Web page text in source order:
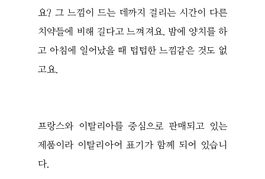
요? 그 느낌이 드는 데까지 걸리는 시간이 다른
치약들에 비해 길다고 느껴져요. 밤에 양치를 하
고 아침에 일어났을 때 텁텁한 느낌같은 것도 없
고요.
프랑스와 이탈리아를 중심으로 판매되고 있는
제품이라 이탈리아어 표기가 함께 되어 있습니
다.